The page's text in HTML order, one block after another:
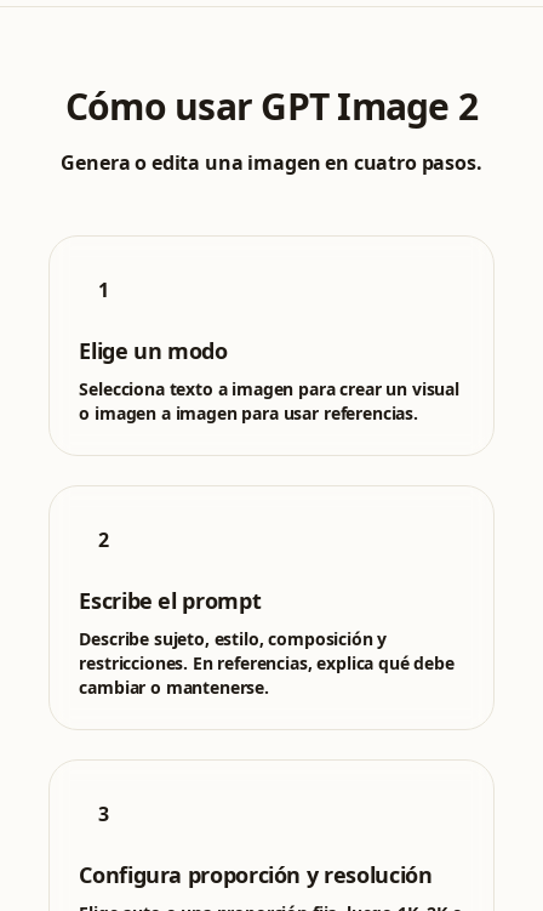
Cómo usar GPT Image 2
Genera o edita una imagen en cuatro pasos.
1
Elige un modo
Selecciona texto a imagen para crear un visual
o imagen a imagen para usar referencias.
2
Escribe el prompt
Describe sujeto, estilo, composición y
restricciones. En referencias, explica qué debe
cambiar o mantenerse.
3
Configura proporción y resolución